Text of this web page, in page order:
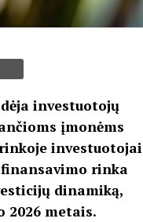
investuotojų
įmonėms
investuotojai
rinka
dinamiką,
2026 metais.